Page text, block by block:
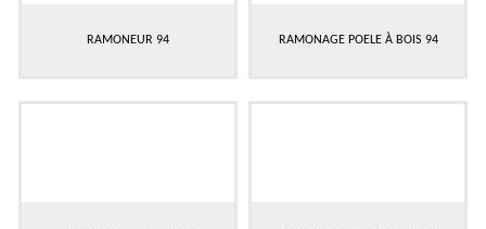
RAMONEUR 94 RAMONAGE POELE À BOIS 94